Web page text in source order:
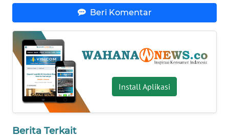
Beri Komentar
Install Aplikasi
Berita Terkait
BABEL
WN
SUMBAR
WN
SUMSEL
WN